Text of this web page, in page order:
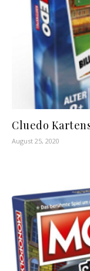
Cluedo
August 25, 2020